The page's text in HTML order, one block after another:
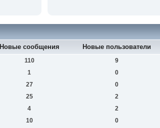
Новые сообщения Новые пользователи
110 9
1 0
27 0
25 2
4 2
10 0